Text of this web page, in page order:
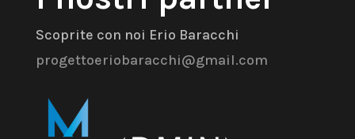
Scoprite con noi Erio Baracchi
progettoeriobaracchi@gmail.com